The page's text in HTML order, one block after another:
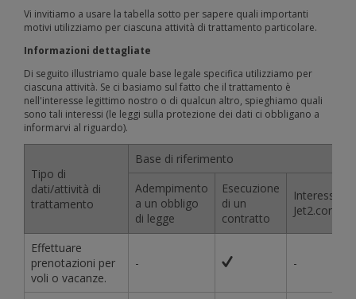
Vi invitiamo a usare la tabella sotto per sapere quali importanti
motivi utilizziamo per ciascuna attività di trattamento particolare.
Informazioni dettagliate
Di seguito illustriamo quale base legale specifica utilizziamo per
ciascuna attività. Se ci basiamo sul fatto che il trattamento è
nell'interesse legittimo nostro o di qualcun altro, spieghiamo quali
sono tali interessi (le leggi sulla protezione dei dati ci obbligano a
informarvi al riguardo).
Tipo di
dati/attività di
trattamento
Base di riferimento
Adempimento
a un obbligo
di legge
Esecuzione
di un
contratto
Interessi
Jet2.com/
Effettuare
prenotazioni per
voli o vacanze.
- -